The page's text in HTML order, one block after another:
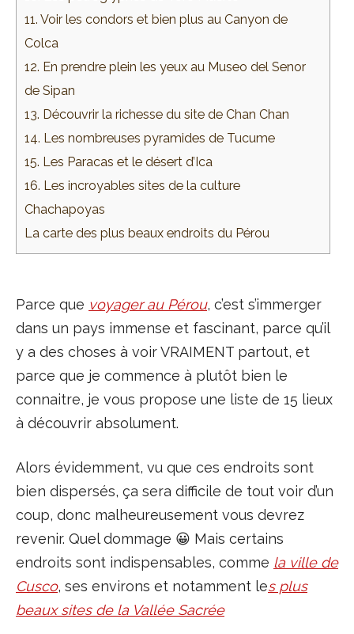
11. Voir les condors et bien plus au Canyon de
Colca
12. En prendre plein les yeux au Museo del Senor
de Sipan
13. Découvrir la richesse du site de Chan Chan
14. Les nombreuses pyramides de Tucume
15. Les Paracas et le désert d’Ica
16. Les incroyables sites de la culture
Chachapoyas
La carte des plus beaux endroits du Pérou
Parce que voyager au Pérou, c’est s’immerger
dans un pays immense et fascinant, parce qu’il
y a des choses à voir VRAIMENT partout, et
parce que je commence à plutôt bien le
connaitre, je vous propose une liste de 15 lieux
à découvrir absolument.
Alors évidemment, vu que ces endroits sont
bien dispersés, ça sera difficile de tout voir d’un
coup, donc malheureusement vous devrez
revenir. Quel dommage 😀 Mais certains
endroits sont indispensables, comme la ville de
Cusco, ses environs et notamment les plus
beaux sites de la Vallée Sacrée